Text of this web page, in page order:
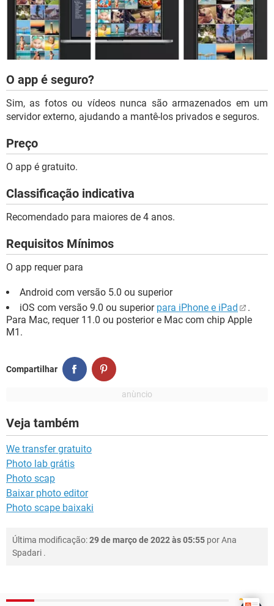
O app é seguro?
Sim, as fotos ou vídeos nunca são armazenados em um
servidor externo, ajudando a mantê-los privados e seguros.
Preço
O app é gratuito.
Classificação indicativa
Recomendado para maiores de 4 anos.
Requisitos Mínimos
O app requer para
Android com versão 5.0 ou superior
iOS com versão 9.0 ou superior para iPhone e iPad
.
Para Mac, requer 11.0 ou posterior e Mac com chip Apple
M1.
Compartilhar
Veja também
We transfer gratuito
Photo lab grátis
Photo scap
Baixar photo editor
Photo scape baixaki
Última modificação:29 de março de 2022 às 05:55 porAna
Spadari .